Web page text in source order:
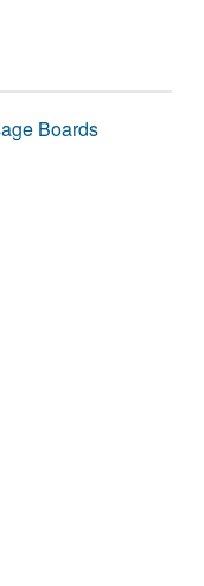
Boards